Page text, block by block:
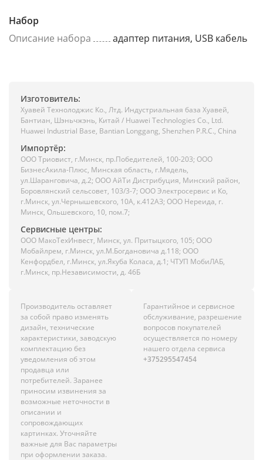
Набор
Описание набора
адаптер питания, USB кабель
Изготовитель:
Хуавей Технолоджис Ко., Лтд. Индустриальная база Хуавей,
Бантиан, Шэньчжэнь, Китай / Huawei Technologies Co., Ltd.
Huawei Industrial Base, Bantian Longgang, Shenzhen P.R.C., China
Импортёр:
ООО Триовист, г.Минск, пр.Победителей, 100-203; ООО
БизнесАкила-Плюс, Минская область, г.Мядель,
ул.Шаранговича, д.2; ООО АйТи Дистрибуция, Минский район,
Боровлянский сельсовет, 103/3-7; ООО Электросервис и Ко,
г.Минск, ул.Чернышевского, 10А, к.412АЗ; ООО Нереида, г.
Минск, Ольшевского, 10, пом.7;
Сервисные центры:
ООО МакоТехИнвест, Минск, ул. Притыцкого, 105; ООО
Мобайлрем, г.Минск, ул.М.Богдановича д.118; ООО
Кенфордбел, г.Минск, ул.Якуба Коласа, д.1; ЧТУП МобиЛАБ,
г.Минск, пр.Независимости, д. 46Б
Производитель оставляет
за собой право изменять
дизайн, технические
характеристики, заводскую
комплектацию без
уведомления об этом
продавца или
потребителей. Заранее
приносим извинения за
возможные неточности в
описании и
сопровождающих
картинках. Уточняйте
важные для Вас параметры
при оформлении заказа.
Гарантийное и сервисное
обслуживание, разрешение
вопросов покупателей
осуществляется по номеру
нашего отдела сервиса
+375295547454